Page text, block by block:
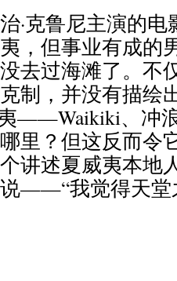
·克鲁尼主演的
，但事业有成的
去过海滩了。不
制，并没有描绘
——Waikiki、冲
里？但这反而令
讲述夏威夷本地
——“我觉得天堂